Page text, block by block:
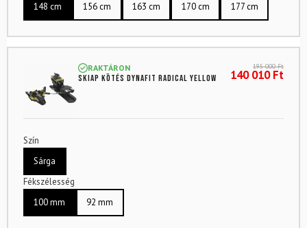
148 cm
156 cm 163 cm 170 cm 177 cm
RAKTÁRON
Skiap kötés DYNAFIT Radical Yellow
195 000Ft
140 010Ft
Szín
Sárga
Fékszélesség
100 mm
92 mm